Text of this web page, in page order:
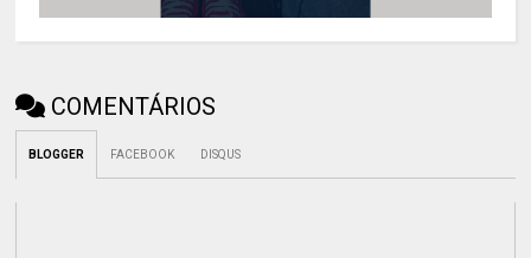
COMENTÁRIOS
BLOGGER FACEBOOK DISQUS